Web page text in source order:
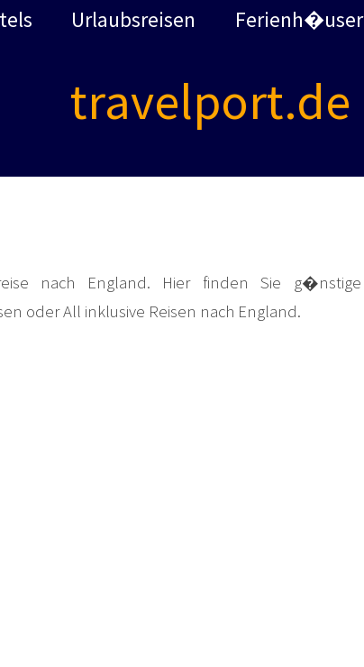
travelport.de
Urlaubsreisen Ferienh�user
nach England. Hier finden Sie g�nstige
oder All inklusive Reisen nach England.